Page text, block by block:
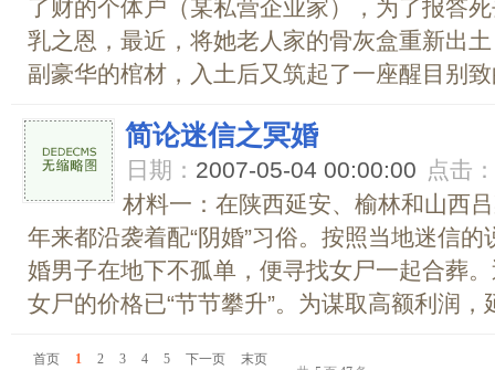
了财的个体户（某私营企业家），为了报答
乳之恩，最近，将她老人家的骨灰盒重新出
副豪华的棺材，入土后又筑起了一座醒目别
简论迷信之冥婚
日期： 2007-05-04 00:00:00 点击：
材料一：在陕西延安、榆林和山西
年来都沿袭着配“阴婚”习俗。按照当地迷信
婚男子在地下不孤单，便寻找女尸一起合葬
女尸的价格已“节节攀升”。为谋取高额利润，
首页 1 2 3 4 5 下一页
末页